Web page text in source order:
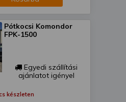
Pótkocsi Komondor
FPK-1500
Egyedi szállítási
ajánlatot igényel
készleten